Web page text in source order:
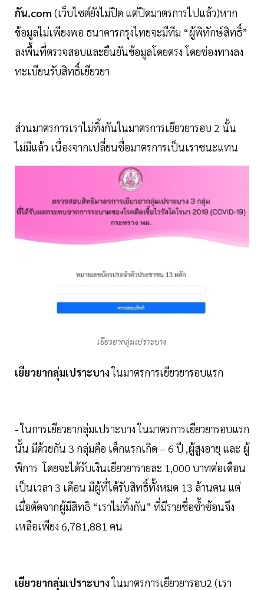
กัน.com (เว็บไซต์ยังไม่ปิด แต่ปิดมาตรการไปแล้ว)หาก
ข้อมูลไม่เพียงพอ ธนาคารกรุงไทยจะมีทีม “ผู้พิทักษ์สิทธิ์”
ลงพื้นที่ตรวจสอบและยืนยันข้อมูลโดยตรง โดยช่องทางลง
ทะเบียนรับสิทธิ์เยียวยา
ส่วนมาตรการเราไม่ทิ้งกันในมาตรการเยียวยารอบ 2 นั้น
ไม่มีแล้ว เนื่องจากเปลี่ยนชื่อมาตรการเป็นเราชนะแทน
เยียวยากลุ่มเปราะบาง
เยียวยากลุ่มเปราะบางในมาตรการเยียวยารอบแรก
- ในการเยียวยากลุ่มเปราะบาง ในมาตรการเยียวยารอบแรก
นั้น มีด้วยกัน 3 กลุ่มคือ เด็กแรกเกิด – 6 ปี ,ผู้สูงอายุ และ ผู้
พิการ โดยจะได้รับเงินเยียวยารายละ 1,000 บาทต่อเดือน
เป็นเวลา 3 เดือน มีผู้ที่ได้รับสิทธิ์ทั้งหมด 13 ล้านคน แต่
เมื่อตัดจากผู้มีสิทธิ “เราไม่ทิ้งกัน” ที่มีรายชื่อซ้ำซ้อนจึง
เหลือเพียง 6,781,881 คน
เยียวยากลุ่มเปราะบางในมาตรการเยียวยารอบ2 (เรา